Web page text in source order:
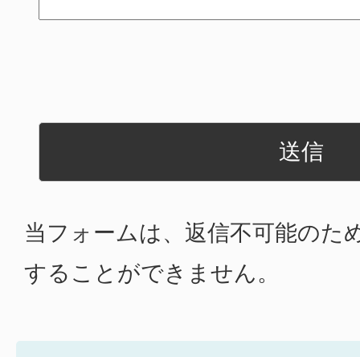
当フォームは、返信不可能のた
することができません。